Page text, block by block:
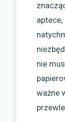
nie
ważne